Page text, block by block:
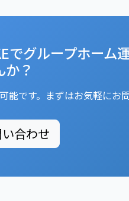
でグループホーム
か？
能です。まずはお気軽にお
合わせ